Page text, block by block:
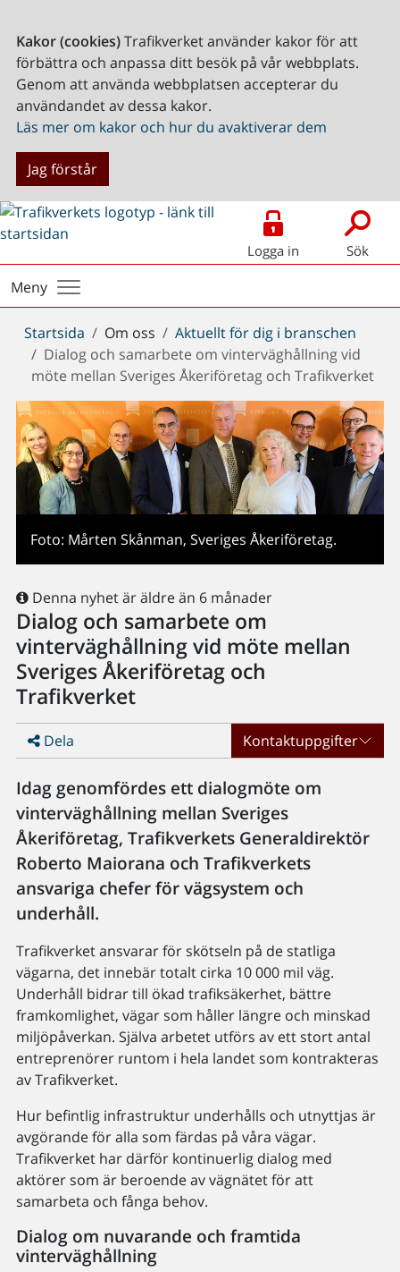
Kakor (cookies)Trafikverket använder kakor för att
förbättra och anpassa ditt besök på vår webbplats.
Genom att använda webbplatsen accepterar du
användandet av dessa kakor.
Läs mer om kakor och hur du avaktiverar dem
Jag förstår
Logga in Sök
Meny
Du
är
här:
Startsida Om oss
Aktuellt för dig i branschen
Dialog och samarbete om vinterväghållning vid
möte mellan Sveriges Åkeriföretag och Trafikverket
Foto: Mårten Skånman, Sveriges Åkeriföretag.
Denna nyhet är äldre än 6 månader
Dialog och samarbete om
vinterväghållning vid möte mellan
Sveriges Åkeriföretag och
Trafikverket
Dela Kontaktuppgifter
Idag genomfördes ett dialogmöte om
vinterväghållning mellan Sveriges
Åkeriföretag, Trafikverkets Generaldirektör
Roberto Maiorana och Trafikverkets
ansvariga chefer för vägsystem och
underhåll.
Trafikverket ansvarar för skötseln på de statliga
vägarna, det innebär totalt cirka 10 000 mil väg.
Underhåll bidrar till ökad trafiksäkerhet, bättre
framkomlighet, vägar som håller längre och minskad
miljöpåverkan. Själva arbetet utförs av ett stort antal
entreprenörer runtom i hela landet som kontrakteras
av Trafikverket.
Hur befintlig infrastruktur underhålls och utnyttjas är
avgörande för alla som färdas på våra vägar.
Trafikverket har därför kontinuerlig dialog med
aktörer som är beroende av vägnätet för att
samarbeta och fånga behov.
Dialog om nuvarande och framtida
vinterväghållning